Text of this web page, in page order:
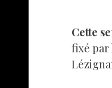
Cette
fixé par